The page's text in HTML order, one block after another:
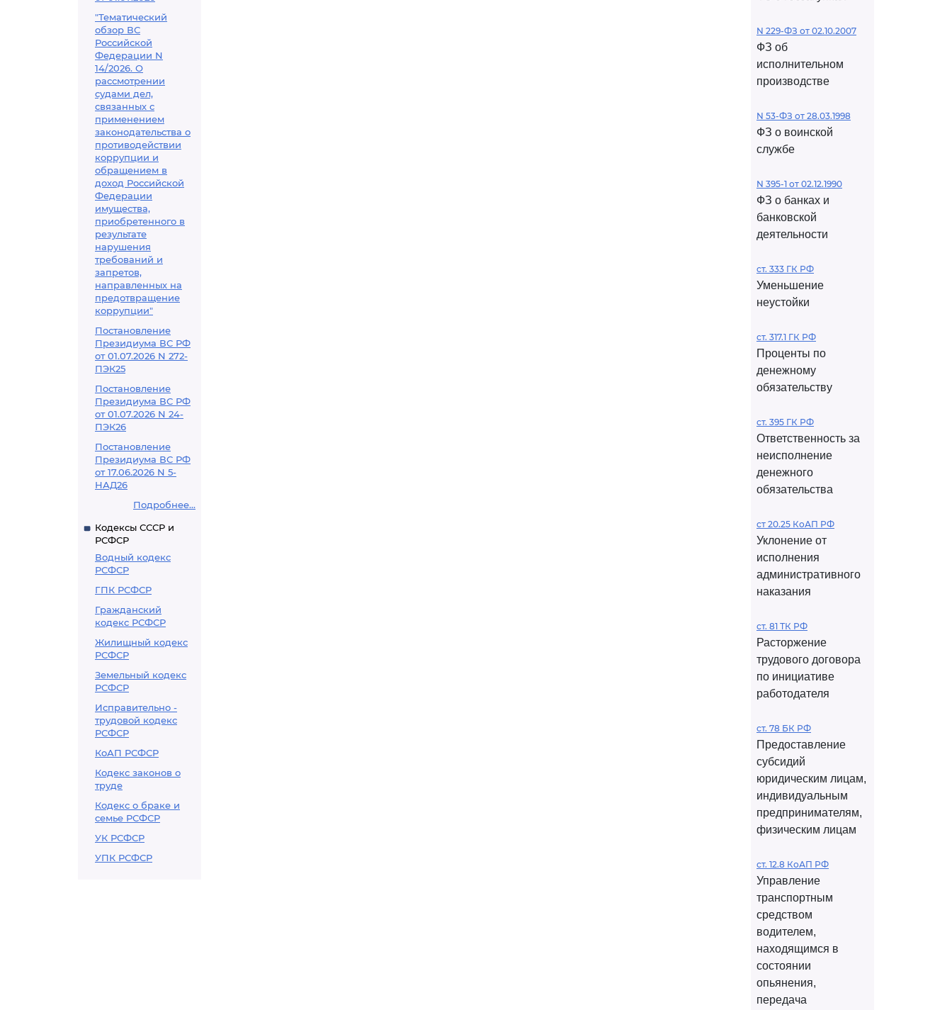
"Тематический
обзор ВС
Российской
Федерации N
14/2026. О
рассмотрении
судами дел,
связанных с
применением
законодательства о
противодействии
коррупции и
обращением в
доход Российской
Федерации
имущества,
приобретенного в
результате
нарушения
требований и
запретов,
направленных на
предотвращение
коррупции"
Постановление
Президиума ВС РФ
от 01.07.2026 N 272-
ПЭК25
Постановление
Президиума ВС РФ
от 01.07.2026 N 24-
ПЭК26
Постановление
Президиума ВС РФ
от 17.06.2026 N 5-
НАД26
Подробнее...
Кодексы СССР и
РСФСР
Водный кодекс
РСФСР
ГПК РСФСР
Гражданский
кодекс РСФСР
Жилищный кодекс
РСФСР
Земельный кодекс
РСФСР
Исправительно -
трудовой кодекс
РСФСР
КоАП РСФСР
Кодекс законов о
труде
Кодекс о браке и
семье РСФСР
УК РСФСР
УПК РСФСР
N 229-ФЗ от 02.10.2007
ФЗ об
исполнительном
производстве
N 53-ФЗ от 28.03.1998
ФЗ о воинской
службе
N 395-1 от 02.12.1990
ФЗ о банках и
банковской
деятельности
ст. 333 ГК РФ
Уменьшение
неустойки
ст. 317.1 ГК РФ
Проценты по
денежному
обязательству
ст. 395 ГК РФ
Ответственность за
неисполнение
денежного
обязательства
ст 20.25 КоАП РФ
Уклонение от
исполнения
административного
наказания
ст. 81 ТК РФ
Расторжение
трудового договора
по инициативе
работодателя
ст. 78 БК РФ
Предоставление
субсидий
юридическим лицам,
индивидуальным
предпринимателям,
физическим лицам
ст. 12.8 КоАП РФ
Управление
транспортным
средством
водителем,
находящимся в
состоянии
опьянения,
передача